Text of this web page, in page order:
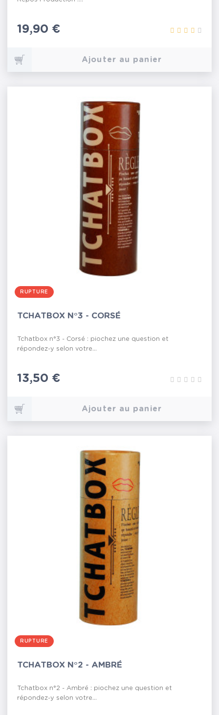
Prix
19,90 €
Ajouter au panier
RUPTURE
TCHATBOX N°3 - CORSÉ
Tchatbox n°3 - Corsé : piochez une question et
répondez-y selon votre...
Prix
13,50 €
Ajouter au panier
RUPTURE
TCHATBOX N°2 - AMBRÉ
Tchatbox n°2 - Ambré : piochez une question et
répondez-y selon votre...